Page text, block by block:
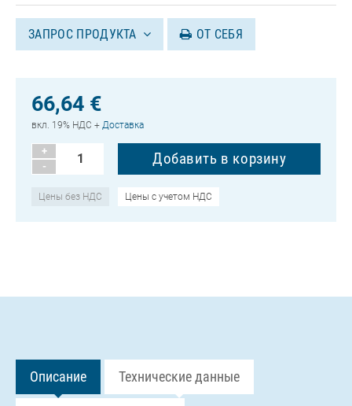
ЗАПРОС ПРОДУКТА ОТ СЕБЯ
66,64 €
вкл. 19% НДС + Доставка
+
-
Цены без НДС Цены с учетом НДС
Описание Технические данные